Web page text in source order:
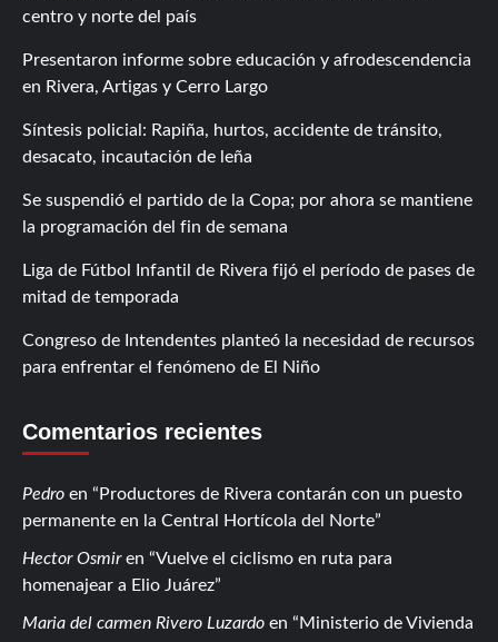
centro y norte del país
Presentaron informe sobre educación y afrodescendencia
en Rivera, Artigas y Cerro Largo
Síntesis policial: Rapiña, hurtos, accidente de tránsito,
desacato, incautación de leña
Se suspendió el partido de la Copa; por ahora se mantiene
la programación del fin de semana
Liga de Fútbol Infantil de Rivera fijó el período de pases de
mitad de temporada
Congreso de Intendentes planteó la necesidad de recursos
para enfrentar el fenómeno de El Niño
Comentarios recientes
Pedro en
Productores de Rivera contarán con un puesto
permanente en la Central Hortícola del Norte
Hector Osmiren
Vuelve el ciclismo en ruta para
homenajear a Elio Juárez
Maria del carmen Rivero Luzardo en
Ministerio de Vivienda